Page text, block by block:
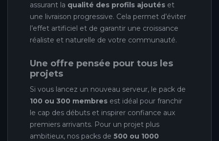
assurant la qualité des profils ajoutés et
une livraison progressive. Cela permet d’éviter
l’effet artificiel et de garantir une croissance
réaliste et naturelle de votre communauté.
Une offre pensée pour tous les
projets
Si vous lancez un nouveau serveur, le pack de
100 ou 300 membres est idéal pour franchir
le cap des débuts et inspirer confiance aux
premiers arrivants. Pour un projet plus
ambitieux, nos packs de 500 ou 1000